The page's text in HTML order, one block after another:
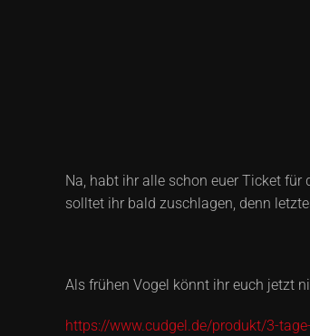
Na, habt ihr alle schon euer Ticket für
solltet ihr bald zuschlagen, denn
Als frühen Vogel könnt ihr euch jetzt
https://www.cudgel.de/produkt/3-